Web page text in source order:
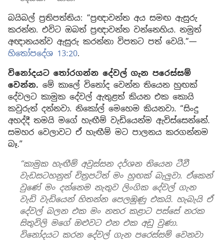
බයිබල් ප්‍රතිපත්තිය: “ප්‍රඥාවන්ත අය සමඟ ඇසුරු
කරන්න. එවිට ඔබත් ප්‍රඥාවන්ත වන්නෙහිය. නමුත්
අඥානයන්ව ඇසුරු කරන්නා විපතට පත් වෙයි.”—
හිතෝපදේශ 13:20.
විනෝදයට තෝරගන්න දේවල් ගැන පරෙස්සම්
වෙන්න. මේ කාලේ විනෝද වෙන්න තියෙන හුඟක්
දේවලට කාමුක දේවල් ඇතුළත් කියන එක කොයි
කවුරුත් දන්නවා. නිකෝල් මෙහෙම කියනවා. “සිංදු
අහද්දී තමයි මගේ හැඟීම් වැඩියෙන්ම ඇවිස්සෙන්නේ.
සමහර වෙලාවට ඒ හැඟීම් මට පාලනය කරගන්නම
බෑ.”
“කාමුක හැඟීම් අවුස්සන දර්ශන තියෙන ටීවී
වැඩසටහනුත් චිත්‍රපටිත් මං හුඟක් බැලුවා. ඒකෙන්
වුණේ මං දන්නෙම නැතුව ලිංගික දේවල් ගැන
වැඩි වැඩියෙන් හිතන්න පෙලඹුණු එකයි. හැබැයි ඒ
දේවල් බලන එක මං නතර කළාට පස්සේ නරක
සිතුවිලි මගේ ඔළුවට එන එක අඩු වුණා.
විනෝදයට කරන දේවල් ගැන පරෙස්සම් වෙනවා